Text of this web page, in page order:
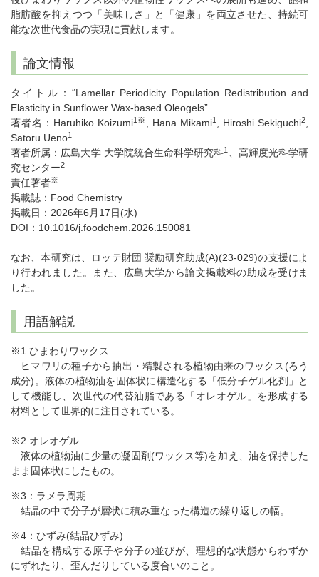
脂肪酸を抑えつつ「美味しさ」と「健康」を両立させた、持続可
能な次世代食品の実現に貢献します。
論文情報
タイトル：“Lamellar Periodicity Population Redistribution and
Elasticity in Sunflower Wax-based Oleogels”
著者名：Haruhiko Koizumi1※ , Hana Mikami1 , Hiroshi Sekiguchi2
Satoru Ueno1
著者所属：広島大学 大学院統合生命科学研究科1
、高輝度光科学研
究センター2
責任著者※
掲載誌：Food Chemistry
掲載日：2026年6月17日(水)
DOI：10.1016/j.foodchem.2026.150081
なお、本研究は、ロッテ財団 奨励研究助成(A)(23-029)の支援によ
り行われました。また、広島大学から論文掲載料の助成を受けま
した。
用語解説
※1 ひまわりワックス
ヒマワリの種子から抽出・精製される植物由来のワックス(ろう
成分)。液体の植物油を固体状に構造化する「低分子ゲル化剤」と
して機能し、次世代の代替油脂である「オレオゲル」を形成する
材料として世界的に注目されている。
※2 オレオゲル
液体の植物油に少量の凝固剤(ワックス等)を加え、油を保持した
まま固体状にしたもの。
※3：ラメラ周期
結晶の中で分子が層状に積み重なった構造の繰り返しの幅。
※4：ひずみ(結晶ひずみ)
結晶を構成する原子や分子の並びが、理想的な状態からわずか
にずれたり、歪んだりしている度合いのこと。